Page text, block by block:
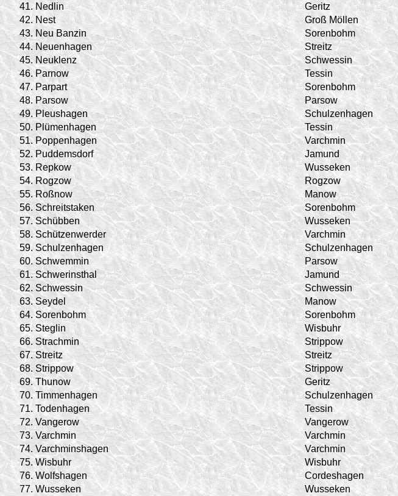
41. Nedlin Geritz
42. Nest Groß Möllen
43. Neu Banzin Sorenbohm
44. Neuenhagen Streitz
45. Neuklenz Schwessin
46. Parnow Tessin
47. Parpart Sorenbohm
48. Parsow Parsow
49. Pleushagen Schulzenhagen
50. Plümenhagen Tessin
51. Poppenhagen Varchmin
52. Puddemsdorf Jamund
53. Repkow Wusseken
54. Rogzow Rogzow
55. Roßnow Manow
56. Schreitstaken Sorenbohm
57. Schübben Wusseken
58. Schützenwerder Varchmin
59. Schulzenhagen Schulzenhagen
60. Schwemmin Parsow
61. Schwerinsthal Jamund
62. Schwessin Schwessin
63. Seydel Manow
64. Sorenbohm Sorenbohm
65. Steglin Wisbuhr
66. Strachmin Strippow
67. Streitz Streitz
68. Strippow Strippow
69. Thunow Geritz
70. Timmenhagen Schulzenhagen
71. Todenhagen Tessin
72. Vangerow Vangerow
73. Varchmin Varchmin
74. Varchminshagen Varchmin
75. Wisbuhr Wisbuhr
76. Wolfshagen Cordeshagen
77. Wusseken Wusseken